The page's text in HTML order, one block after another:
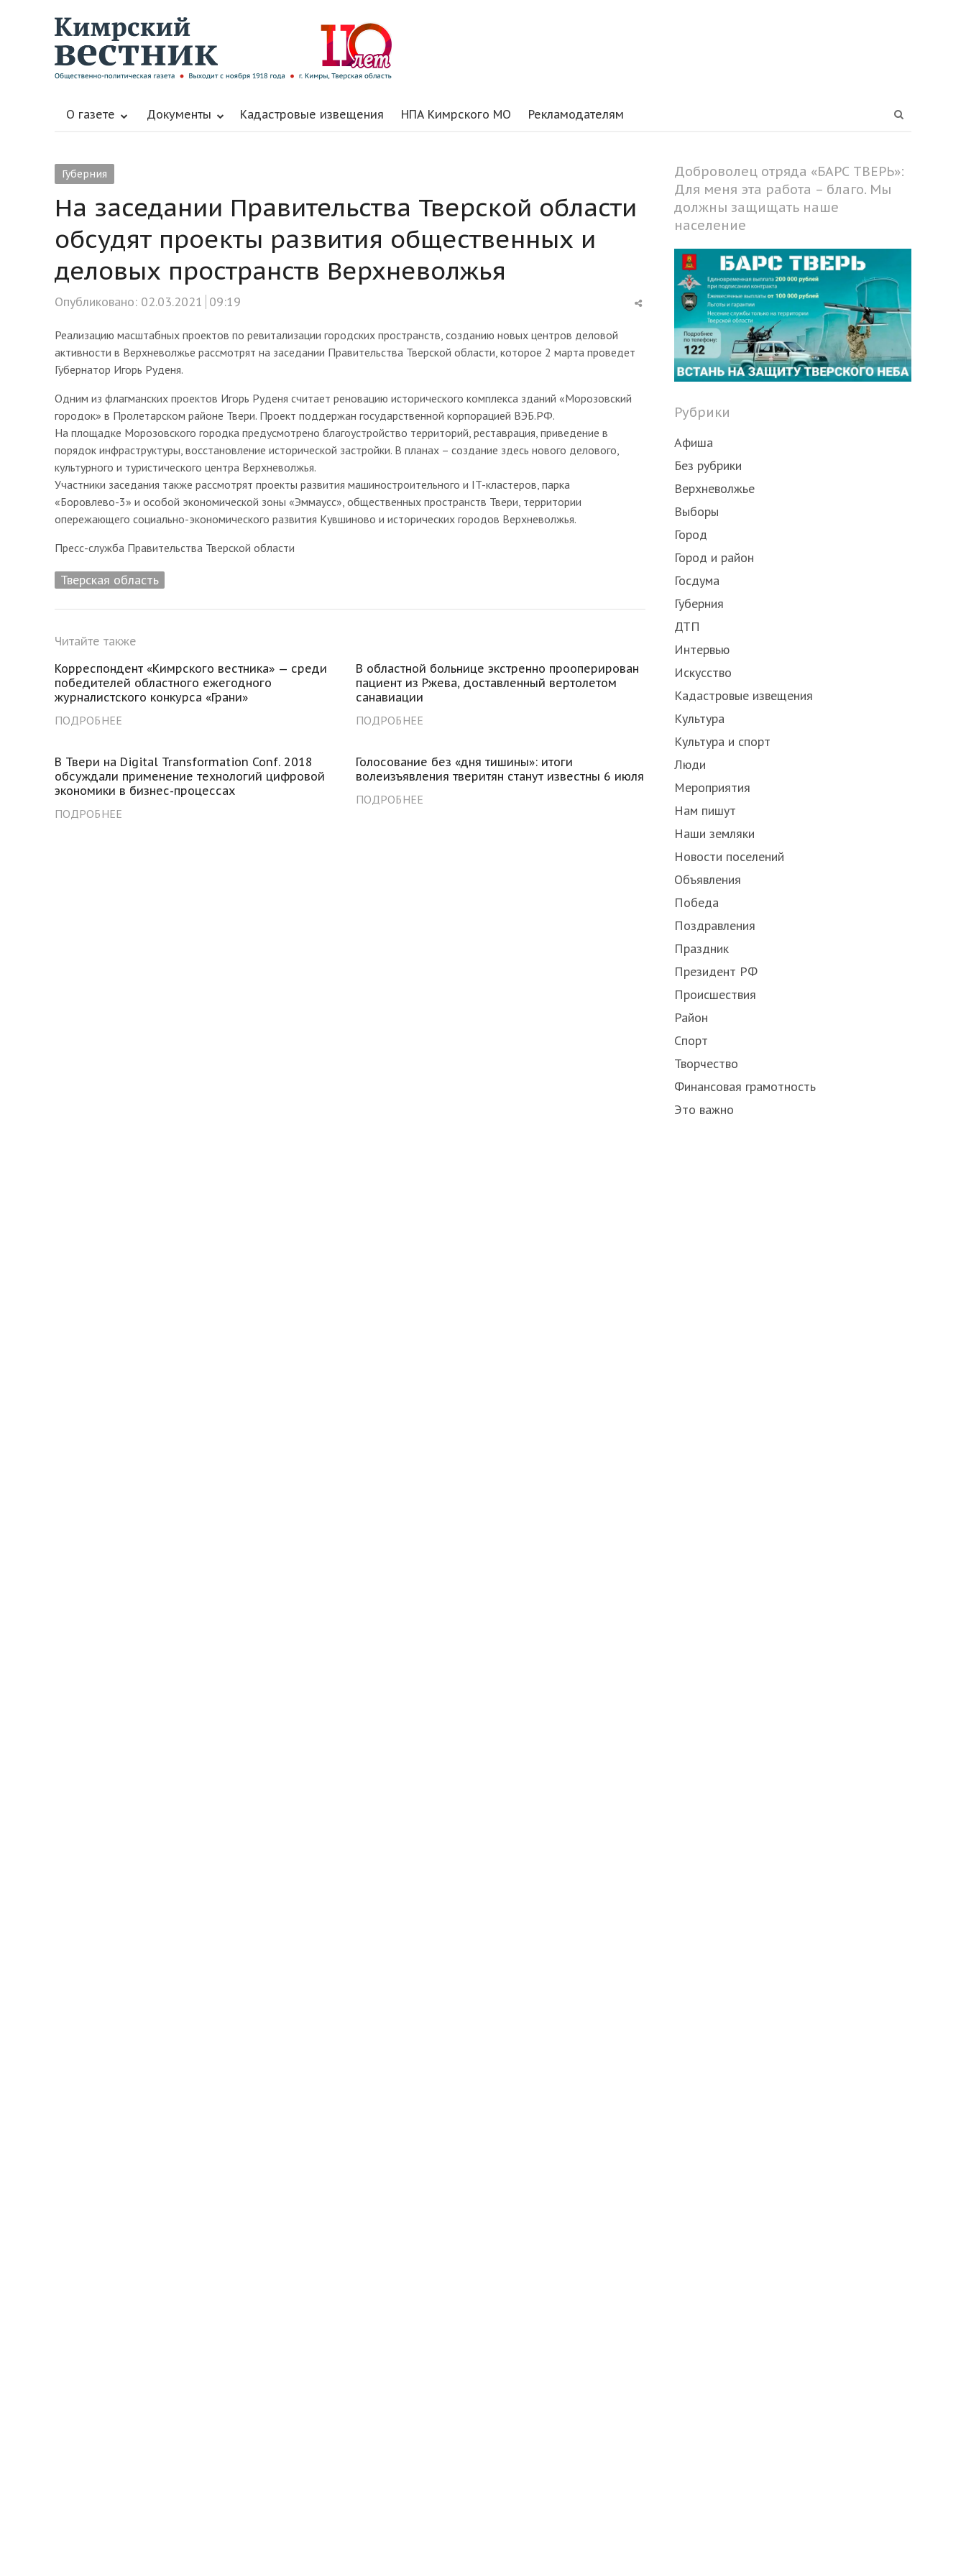
О газете Документы Кадастровые извещения НПА Кимрского МО Рекламодателям
Губерния
На заседании Правительства Тверской области
обсудят проекты развития общественных и
деловых пространств Верхневолжья
Опубликовано: 02.03.2021 09:19
Share
Реализацию масштабных проектов по ревитализации городских пространств, созданию новых центров деловой
активности в Верхневолжье рассмотрят на заседании Правительства Тверской области, которое 2 марта проведет
Губернатор Игорь Руденя.
Одним из флагманских проектов Игорь Руденя считает реновацию исторического комплекса зданий «Морозовский
городок» в Пролетарском районе Твери. Проект поддержан государственной корпорацией ВЭБ.РФ.
На площадке Морозовского городка предусмотрено благоустройство территорий, реставрация, приведение в
порядок инфраструктуры, восстановление исторической застройки. В планах – создание здесь нового делового,
культурного и туристического центра Верхневолжья.
Участники заседания также рассмотрят проекты развития машиностроительного и IT-кластеров, парка
«Боровлево-3» и особой экономической зоны «Эммаусс», общественных пространств Твери, территории
опережающего социально-экономического развития Кувшиново и исторических городов Верхневолжья.
Пресс-служба Правительства Тверской области
Тверская область
Читайте также
Корреспондент «Кимрского вестника» — среди
победителей областного ежегодного
журналистского конкурса «Грани»
ПОДРОБНЕЕ
В областной больнице экстренно прооперирован
пациент из Ржева, доставленный вертолетом
санавиации
ПОДРОБНЕЕ
В Твери на Digital Transformation Conf. 2018
обсуждали применение технологий цифровой
экономики в бизнес-процессах
ПОДРОБНЕЕ
Голосование без «дня тишины»: итоги
волеизъявления тверитян станут известны 6 июля
ПОДРОБНЕЕ
Доброволец отряда «БАРС ТВЕРЬ»:
Для меня эта работа – благо. Мы
должны защищать наше
население
Рубрики
Афиша
Без рубрики
Верхневолжье
Выборы
Город
Город и район
Госдума
Губерния
ДТП
Интервью
Искусство
Кадастровые извещения
Культура
Культура и спорт
Люди
Мероприятия
Нам пишут
Наши земляки
Новости поселений
Объявления
Победа
Поздравления
Праздник
Президент РФ
Происшествия
Район
Спорт
Творчество
Финансовая грамотность
Это важно